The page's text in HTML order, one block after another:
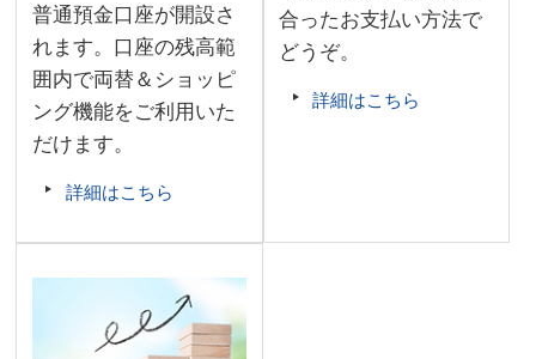
普通預金口座が開設さ
れます。口座の残高範
囲内で両替＆ショッピ
ング機能をご利用いた
だけます。
詳細はこちら
合ったお支払い方法で
どうぞ。
詳細はこちら